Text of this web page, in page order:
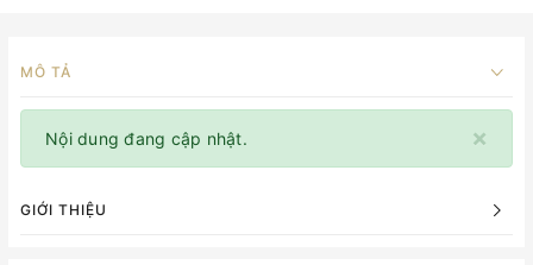
MÔ TẢ
×
Nội dung đang cập nhật.
GIỚI THIỆU